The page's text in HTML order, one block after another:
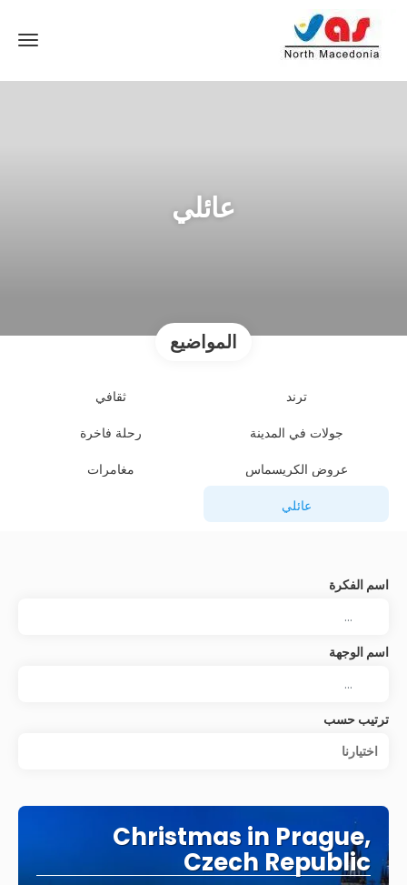
عائلي
المواضيع
ترند
ثقافي
جولات في المدينة
رحلة فاخرة
عروض الكريسماس
مغامرات
عائلي
اسم الفكرة
اسم الوجهة
ترتيب حسب
اختيارنا
Christmas in Prague,
Czech Republic